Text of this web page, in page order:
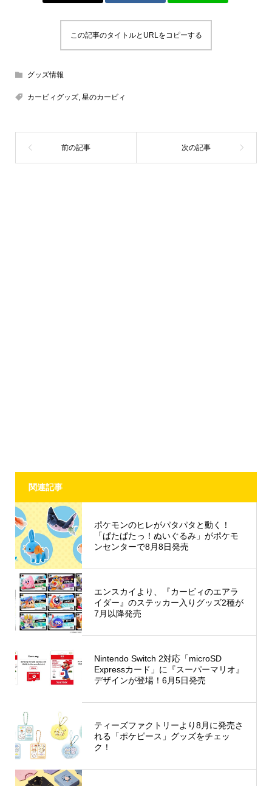
この記事のタイトルとURLをコピーする
グッズ情報
カービィグッズ, 星のカービィ
関連記事
ポケモンのヒレがパタパタと動く！
「ぱたぱたっ！ぬいぐるみ」がポケモ
ンセンターで8月8日発売
エンスカイより、『カービィのエアラ
イダー』のステッカー入りグッズ2種が
7月以降発売
Nintendo Switch 2対応「microSD
Expressカード」に『スーパーマリオ』
デザインが登場！6月5日発売
ティーズファクトリーより8月に発売さ
れる「ポケピース」グッズをチェッ
ク！